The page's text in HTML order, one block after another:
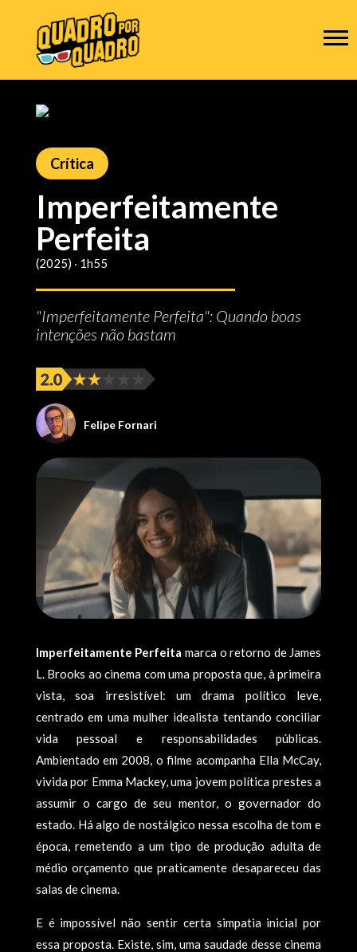
Crítica
Imperfeitamente
Perfeita
(2025) ‧ 1h55
"Imperfeitamente Perfeita": Quando boas
intenções não bastam
Felipe Fornari
Imperfeitamente Perfeita marca o retorno de James
L. Brooks ao cinema com uma proposta que, à primeira
vista, soa irresistível: um drama político leve,
centrado em uma mulher idealista tentando conciliar
vida pessoal e responsabilidades públicas.
Ambientado em 2008, o filme acompanha Ella McCay,
vivida por Emma Mackey, uma jovem política prestes a
assumir o cargo de seu mentor, o governador do
estado. Há algo de nostálgico nessa escolha de tom e
época, remetendo a um tipo de produção adulta de
médio orçamento que praticamente desapareceu das
salas de cinema.
E é impossível não sentir certa simpatia inicial por
essa proposta. Existe, sim, uma saudade desse cinema